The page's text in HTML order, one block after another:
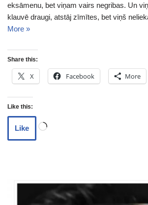
eksāmenu, bet viņam vairs negribas. Un
klauvē draugi, atstāj zīmītes, bet viņš
More »
Share this:
X Facebook More
Like this:
Like